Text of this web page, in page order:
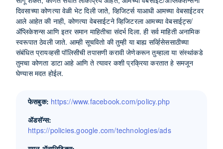
दिवसाच्या कोणत्या वेळी भेट दिली जाते, व्हिजिटर्स याआधी आमच्या वेबसाईटवर
आले आहेत की नाही, कोणत्या वेबसाईटने व्हिजिटरला आमच्या वेबसाईट्स/
ॲप्लिकेशन्स आणि इतर समान माहितीचा संदर्भ दिला. ही सर्व माहिती अनामिक
स्वरूपात ठेवली जाते. आम्ही सूचवितो की तुम्ही या बाह्य सर्व्हिसेससाठीच्या
संबंधित प्रायव्हसी पॉलिसीची तपासणी करावी जेणेकरून तुम्हाला या संस्थांकडे
तुमचा कोणता डाटा आहे आणि ते त्यावर कशी प्रक्रिया करतात हे समजून
घेण्यास मदत होईल.
फेसबुक: https://www.facebook.com/policy.php
ॲडसॅन्स:
https://policies.google.com/technologies/ads